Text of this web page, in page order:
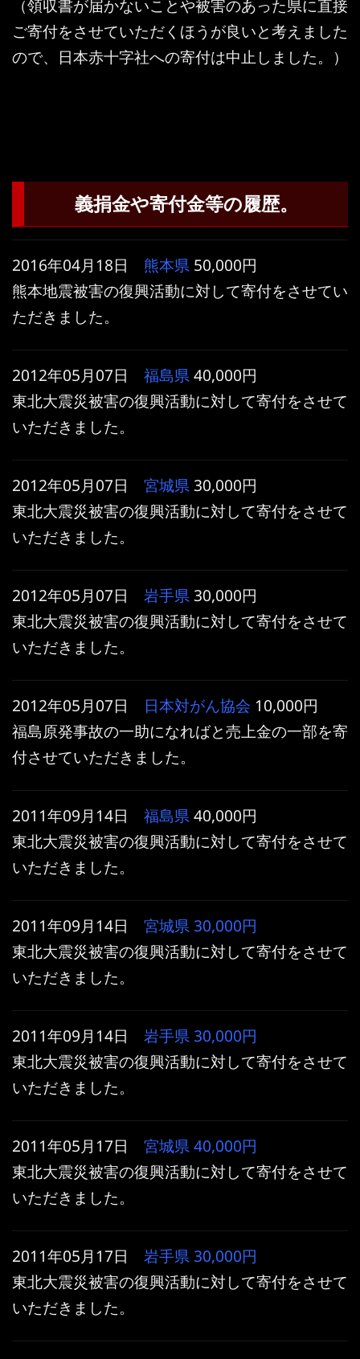
（領収書が届かないことや被害のあった県に直接
ご寄付をさせていただくほうが良いと考えました
ので、日本赤十字社への寄付は中止しました。）
義捐金や寄付金等の履歴。
2016年04月18日 熊本県 50,000円
熊本地震被害の復興活動に対して寄付をさせてい
ただきました。
2012年05月07日 福島県40,000円
東北大震災被害の復興活動に対して寄付をさせて
いただきました。
2012年05月07日 宮城県30,000円
東北大震災被害の復興活動に対して寄付をさせて
いただきました。
2012年05月07日 岩手県30,000円
東北大震災被害の復興活動に対して寄付をさせて
いただきました。
2012年05月07日 日本対がん協会 10,000円
福島原発事故の一助になればと売上金の一部を寄
付させていただきました。
2011年09月14日 福島県40,000円
東北大震災被害の復興活動に対して寄付をさせて
いただきました。
2011年09月14日 宮城県30,000円
東北大震災被害の復興活動に対して寄付をさせて
いただきました。
2011年09月14日 岩手県30,000円
東北大震災被害の復興活動に対して寄付をさせて
いただきました。
2011年05月17日 宮城県40,000円
東北大震災被害の復興活動に対して寄付をさせて
いただきました。
2011年05月17日 岩手県30,000円
東北大震災被害の復興活動に対して寄付をさせて
いただきました。